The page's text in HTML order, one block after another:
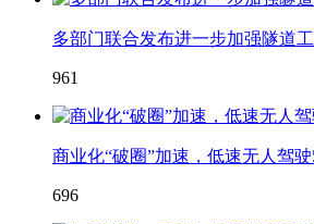
多部门联合发布进一步加强隧道
961
商业化“破圈”加速，低速无人驾驶
696